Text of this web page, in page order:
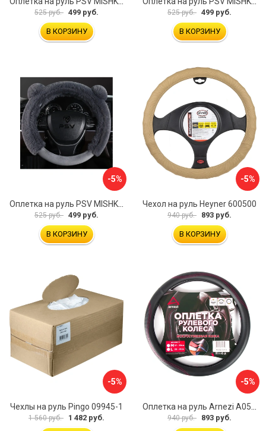
525 руб. 499 руб.
В КОРЗИНУ
525 руб. 499 руб.
В КОРЗИНУ
-5%
525 руб. 499 руб.
В КОРЗИНУ
-5%
Чехол на руль Heyner 600500
940 руб. 893 руб.
В КОРЗИНУ
-5%
Чехлы на руль Pingo 09945-1
1 560 руб. 1 482 руб.
-5%
940 руб. 893 руб.